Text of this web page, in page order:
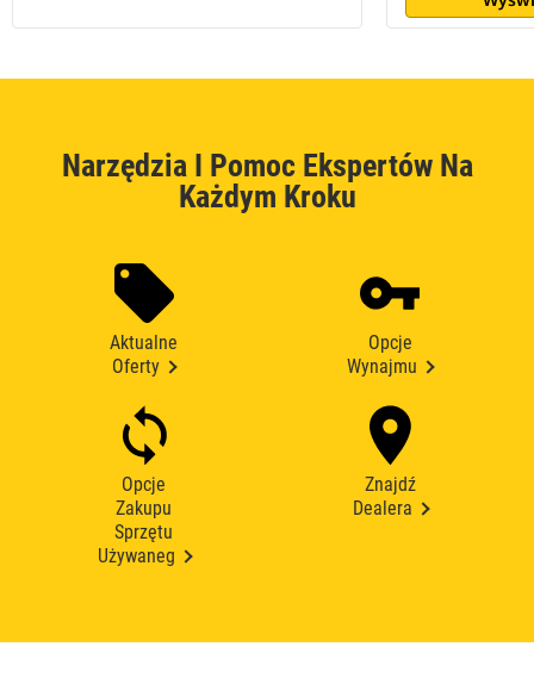
Narzędzia I Pomoc Ekspertów Na
Każdym Kroku
Aktualne
Oferty
Opcje
Wynajmu
Opcje
Zakupu
Sprzętu
Używaneg
Znajdź
Dealera